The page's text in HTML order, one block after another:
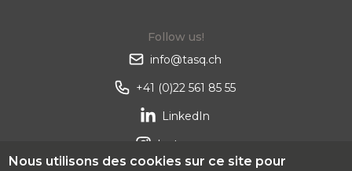
Follow us!
info@tasq.ch
+41 (0)22 561 85 55
LinkedIn
Instagram
Nous utilisons des cookies sur ce site pour